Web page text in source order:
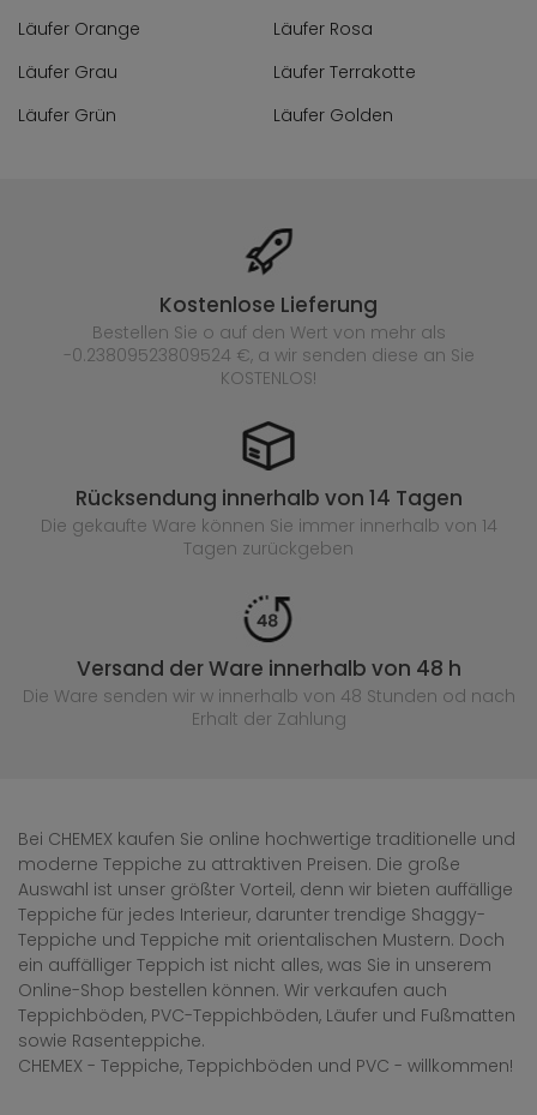
Läufer Orange
Läufer Rosa
Läufer Grau
Läufer Terrakotte
Läufer Grün
Läufer Golden
Kostenlose Lieferung
Bestellen Sie o auf den Wert von mehr als
-0.23809523809524 €, a wir senden diese an Sie
KOSTENLOS!
Rücksendung innerhalb von 14 Tagen
Die gekaufte Ware können Sie immer innerhalb von 14
Tagen zurückgeben
Versand der Ware innerhalb von 48 h
Die Ware senden wir w innerhalb von 48 Stunden od nach
Erhalt der Zahlung
Bei CHEMEX kaufen Sie online hochwertige traditionelle und
moderne Teppiche zu attraktiven Preisen. Die große
Auswahl ist unser größter Vorteil, denn wir bieten auffällige
Teppiche für jedes Interieur, darunter trendige Shaggy-
Teppiche und Teppiche mit orientalischen Mustern. Doch
ein auffälliger Teppich ist nicht alles, was Sie in unserem
Online-Shop bestellen können. Wir verkaufen auch
Teppichböden, PVC-Teppichböden, Läufer und Fußmatten
sowie Rasenteppiche.
CHEMEX - Teppiche, Teppichböden und PVC - willkommen!